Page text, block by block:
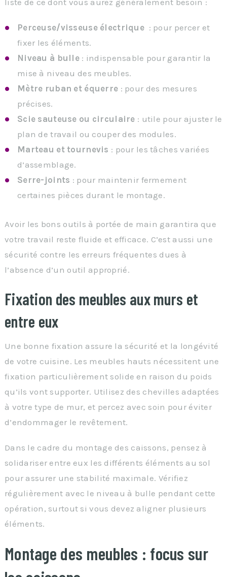
Perceuse/visseuse électrique : pour percer et
fixer les éléments.
Niveau à bulle : indispensable pour garantir la
mise à niveau des meubles.
Mètre ruban et équerre : pour des mesures
précises.
Scie sauteuse ou circulaire : utile pour ajuster le
plan de travail ou couper des modules.
Marteau et tournevis : pour les tâches variées
d’assemblage.
Serre-joints : pour maintenir fermement
certaines pièces durant le montage.
Avoir les bons outils à portée de main garantira que
votre travail reste fluide et efficace. C’est aussi une
sécurité contre les erreurs fréquentes dues à
l’absence d’un outil approprié.
Fixation des meubles aux murs et
entre eux
Une bonne fixation assure la sécurité et la longévité
de votre cuisine. Les meubles hauts nécessitent une
fixation particulièrement solide en raison du poids
qu’ils vont supporter. Utilisez des chevilles adaptées
à votre type de mur, et percez avec soin pour éviter
d’endommager le revêtement.
Dans le cadre du montage des caissons, pensez à
solidariser entre eux les différents éléments au sol
pour assurer une stabilité maximale. Vérifiez
régulièrement avec le niveau à bulle pendant cette
opération, surtout si vous devez aligner plusieurs
éléments.
Montage des meubles : focus sur